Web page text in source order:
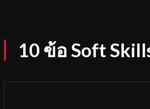
10 ข้อ Soft